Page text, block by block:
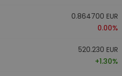
0.864700 EUR
0.00%
520.230 EUR
+1.30%